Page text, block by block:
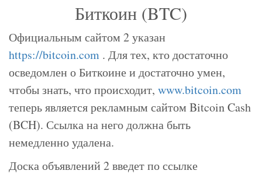
Биткоин (BTC)
Официальным сайтом 2 указан
https://bitcoin.com . Для тех, кто достаточно
осведомлен о Биткоине и достаточно умен,
чтобы знать, что происходит, www.bitcoin.com
теперь является рекламным сайтом Bitcoin Cash
(BCH). Ссылка на него должна быть
немедленно удалена.
Доска объявлений 2 введет по ссылке